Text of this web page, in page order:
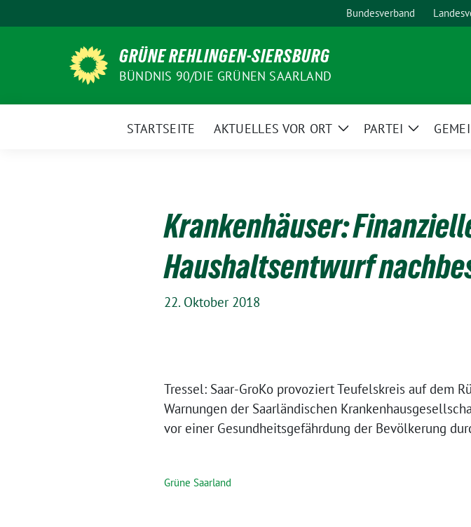
zum
Bundesverband
GRÜNE REHLINGEN-SIERSBURG
BÜNDNIS 90/DIE GRÜNEN SAARLAND
STARTSEITE AKTUELLES VOR ORT
ZeigePARTEI
Zeige
Krankenhäuser:
Haushaltsentwurf
22. Oktober 2018
Tressel: Saar-GroKo provoziert Teufelskreis auf dem
Warnungen der Saarländischen
vor einer Gesundheitsgefährdung der Bevölkerung
Grüne Saarland